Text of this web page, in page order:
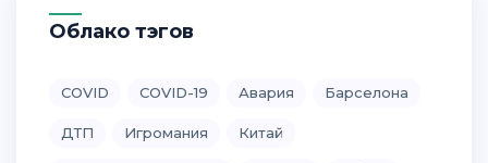
Облако тэгов
COVID COVID-19 Авария Барселона
ДТП Игромания Китай